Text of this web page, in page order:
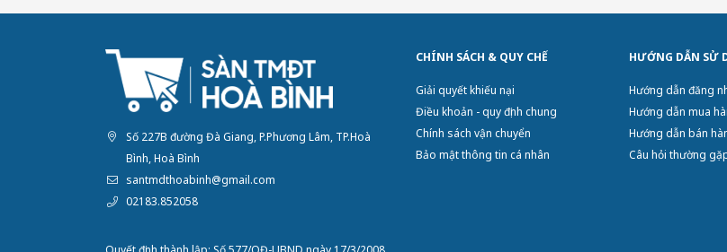
Số 227B đường Đà Giang, P.Phương Lâm, TP.Hoà
Bình, Hoà Bình
santmdthoabinh@gmail.com
02183.852058
CHÍNH SÁCH & QUY CHẾ
Giải quyết khiếu nại
Điều khoản - quy định chung
Chính sách vận chuyển
Bảo mật thông tin cá nhân
HƯỚNG DẪN SỬ
Hướng dẫn đăng
Hướng dẫn mua
Hướng dẫn bán
Câu hỏi thường